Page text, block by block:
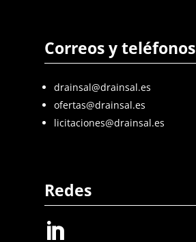
Correos y teléfonos
drainsal@drainsal.es
ofertas@drainsal.es
licitaciones@drainsal.es
Redes
